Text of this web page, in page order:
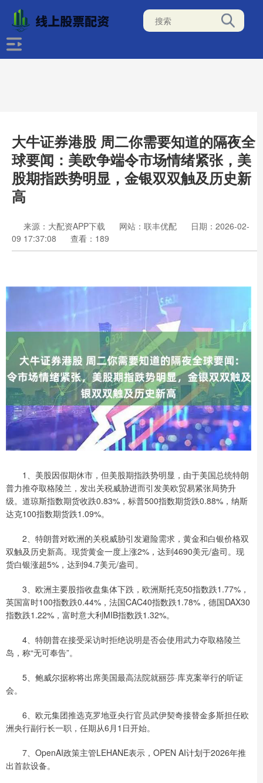
大牛证券港股 周二你需要知道的隔夜全
球要闻：美欧争端令市场情绪紧张，美
股期指跌势明显，金银双双触及历史新
高
来源：大配资APP下载 网站：联丰优配
日期：2026-02-
09 17:37:08
查看：189
1、美股因假期休市，但美股期指跌势明显，由于美国总统特朗
普力推夺取格陵兰，发出关税威胁进而引发美欧贸易紧张局势升
级。道琼斯指数期货收跌0.83%，标普500指数期货跌0.88%，纳斯
达克100指数期货跌1.09%。
2、特朗普对欧洲的关税威胁引发避险需求，黄金和白银价格双
双触及历史新高。现货黄金一度上涨2%，达到4690美元/盎司。现
货白银涨超5%，达到94.7美元/盎司。
3、欧洲主要股指收盘集体下跌，欧洲斯托克50指数跌1.77%，
英国富时100指数跌0.44%，法国CAC40指数跌1.78%，德国DAX30
指数跌1.22%，富时意大利MIB指数跌1.32%。
4、特朗普在接受采访时拒绝说明是否会使用武力夺取格陵兰
岛，称“无可奉告”。
5、鲍威尔据称将出席美国最高法院就丽莎·库克案举行的听证
会。
6、欧元集团推选克罗地亚央行官员武伊契奇接替金多斯担任欧
洲央行副行长一职，任期从6月1日开始。
7、OpenAI政策主管LEHANE表示，OPEN AI计划于2026年推
出首款设备。